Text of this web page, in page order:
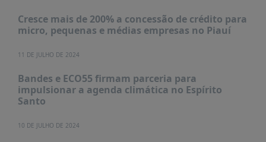
CONTATO
Cresce mais de 200% a concessão de crédito para
micro, pequenas e médias empresas no Piauí
11 DE JULHO DE 2024
Bandes e ECO55 firmam parceria para
impulsionar a agenda climática no Espírito
Santo
10 DE JULHO DE 2024